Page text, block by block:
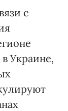
с
Украине,